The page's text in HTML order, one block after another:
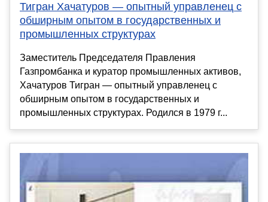
Тигран Хачатуров — опытный управленец с
обширным опытом в государственных и
промышленных структурах
Заместитель Председателя Правления
Газпромбанка и куратор промышленных активов,
Хачатуров Тигран — опытный управленец с
обширным опытом в государственных и
промышленных структурах. Родился в 1979 г...